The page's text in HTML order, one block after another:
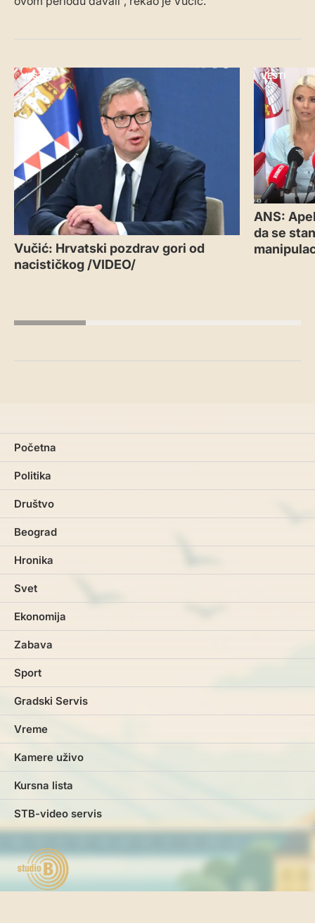
VESTI
Vučić: Hrvatski pozdrav gori od
nacističkog /VIDEO/
VESTI
ANS:
da se
Početna
Politika
Društvo
Beograd
Hronika
Svet
Ekonomija
Zabava
Sport
Gradski Servis
Vreme
Kamere uživo
Kursna lista
STB-video servis